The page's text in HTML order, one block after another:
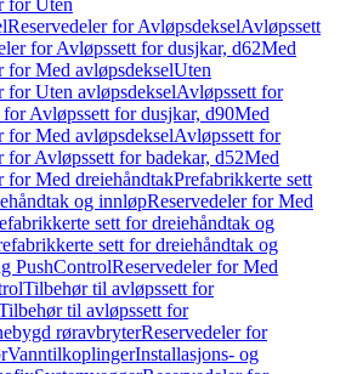
for Uten
Reservedeler for AvløpsdekselAvløpssett
for Avløpssett for dusjkar, d62Med
for Med avløpsdekselUten
for Uten avløpsdekselAvløpssett for
for Avløpssett for dusjkar, d90Med
for Med avløpsdekselAvløpssett for
for Avløpssett for badekar, d52Med
for Med dreiehåndtakPrefabrikkerte sett
og innløpReservedeler for Med
sett for dreiehåndtak og
sett for dreiehåndtak og
PushControlReservedeler for Med
Tilbehør til avløpssett for
til avløpssett for
røravbryterReservedeler for
VanntilkoplingerInstallasjons- og